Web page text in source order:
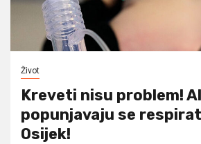
Život
Kreveti nisu problem!
popunjavaju se
Osijek!